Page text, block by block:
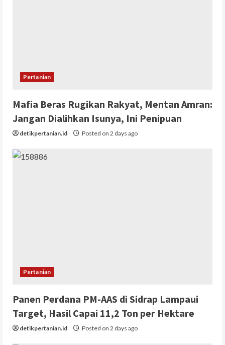
Pertanian
Mafia Beras Rugikan Rakyat, Mentan Amran:
Jangan Dialihkan Isunya, Ini Penipuan
detikpertanian.id Posted on 2 days ago
Pertanian
Panen Perdana PM-AAS di Sidrap Lampaui
Target, Hasil Capai 11,2 Ton per Hektare
detikpertanian.id Posted on 2 days ago